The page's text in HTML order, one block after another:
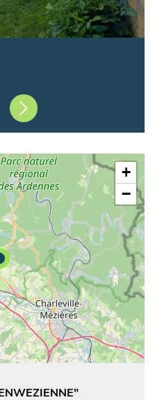
Suivant
+
−